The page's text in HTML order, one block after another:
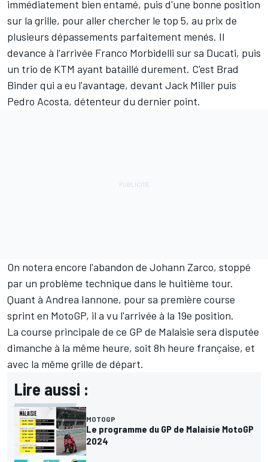
immédiatement bien entamé, puis d'une bonne position
sur la grille, pour aller chercher le top 5, au prix de
plusieurs dépassements parfaitement menés. Il
devance à l'arrivée Franco Morbidelli sur sa Ducati, puis
un trio de KTM ayant bataillé durement. C'est Brad
Binderqui a eu l'avantage, devant Jack Miller puis
Pedro Acosta, détenteur du dernier point.
On notera encore l'abandon de Johann Zarco, stoppé
par un problème technique dans le huitième tour.
Quant à Andrea Iannone, pour sa première course
sprint en MotoGP, il a vu l'arrivée à la 19e position.
La course principale de ce GP de Malaisie sera disputée
dimanche à la même heure, soit 8h heure française, et
avec la même grille de départ.
Lire aussi :
MOTOGP
Le programme du GP de Malaisie MotoGP
2024